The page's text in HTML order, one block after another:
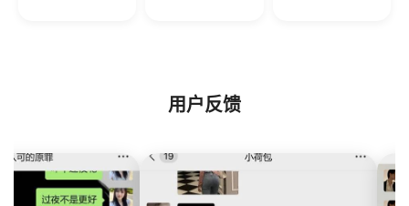
用户反馈